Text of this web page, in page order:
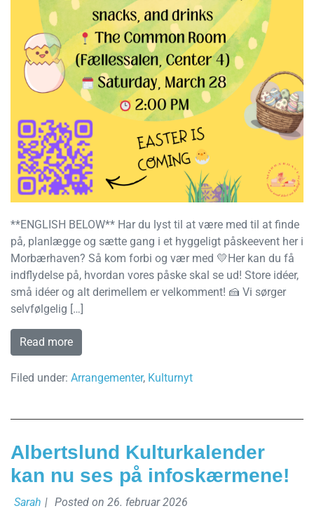
**ENGLISH BELOW** Har du lyst til at være med til at finde
på, planlægge og sætte gang i et hyggeligt påskeevent her i
Morbærhaven? Så kom forbi og vær med 💛Her kan du få
indflydelse på, hvordan vores påske skal se ud! Store idéer,
små idéer og alt derimellem er velkomment! 🍰 Vi sørger
selvfølgelig […]
Read more
Filed under: Arrangementer, Kulturnyt
Albertslund Kulturkalender
kan nu ses på infoskærmene!
Sarah | Posted on 26. februar 2026